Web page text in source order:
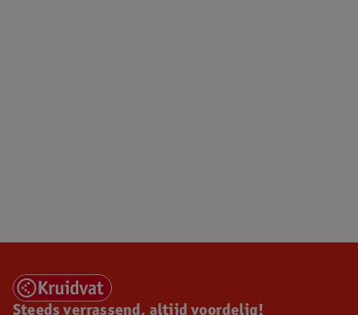
Steeds verrassend, altijd voordelig!